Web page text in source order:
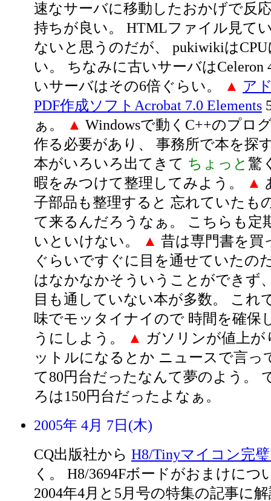
速なサーバに移動したおかげで反
持ちが良い。 HTMLファイル見て
ないと思うのだが、 pukiwikiは
い。 ちなみに古いサーバはCeleron
いサーバはその6倍ぐらい。
▲ ア
PDF作成ソフトAcrobat 7.0 Elements
ぁ。
▲ Windowsで動くC++のプロ
作る必要があり、 事務所で本を探
本がいろいろ出てきて ちょっと 驚
暇をみつけて整理してみよう。
▲
子部品も整理すると 忘れていたも
て来るんだろうなぁ。 こちらも定
いといけない。
▲ 昔は専門書を買
ぐらいですぐに目を通せていたの
はなかなかそういうことができず
目も通していない本が多数。 これ
味でモッタイナイので 時間を確保
うにしよう。
▲ ガソリンが値上が
ットルになるとか ニュースで言っ
て80円台だったなんて夢のよう。
ろは150円台だったよなぁ。
2005年 4月 7日(木)
CQ出版社から H8/Tinyマイコン完
く。 H8/3694Fボードがおまけにつ
2004年4月と5月号の特集の記事に